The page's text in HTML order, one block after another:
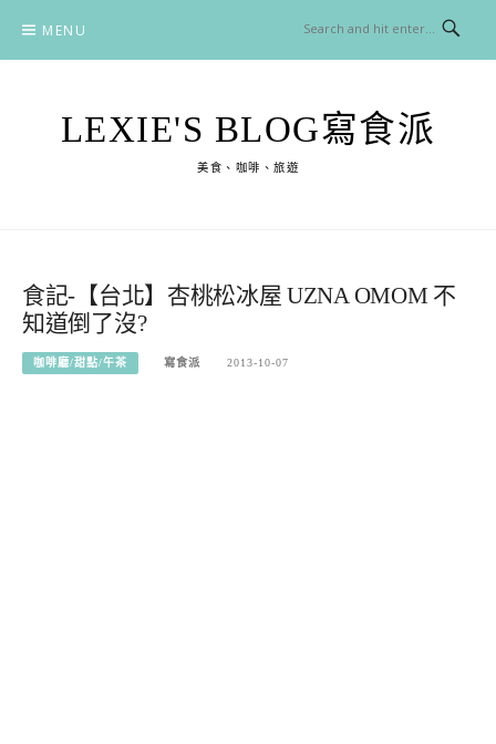
content
MENU
LEXIE'S BLOG寫食派
美食、咖啡、旅遊
食記-【台北】杏桃松冰屋 UZNA OMOM 不
知道倒了沒?
咖啡廳/甜點/午茶 寫食派 2013-10-07